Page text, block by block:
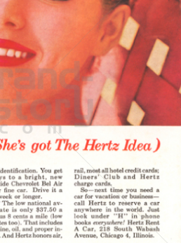
GmbH, 65760 Eschborn
1957